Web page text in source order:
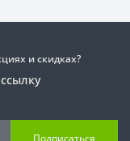
и скидках?
Подписаться